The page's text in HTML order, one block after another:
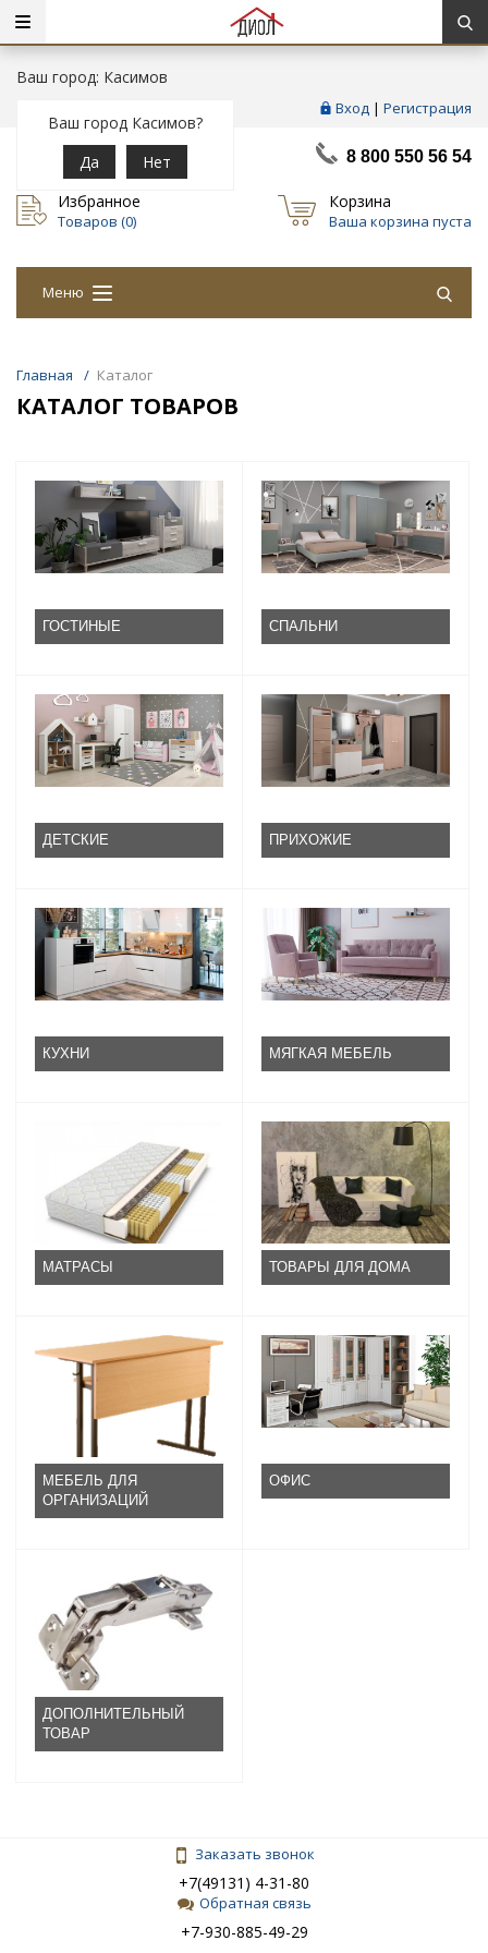
Ваш город: Касимов
Ваш город Касимов?
Да
Нет
Вход | Регистрация
8 800 550 56 54
Избранное
Товаров (0)
Корзина
Ваша корзина пуста
Меню
Главная / Каталог
КАТАЛОГ ТОВАРОВ
ГОСТИНЫЕ СПАЛЬНИ
ДЕТСКИЕ ПРИХОЖИЕ
КУХНИ МЯГКАЯ МЕБЕЛЬ
МАТРАСЫ ТОВАРЫ ДЛЯ ДОМА
МЕБЕЛЬ ДЛЯ
ОРГАНИЗАЦИЙ
ОФИС
ДОПОЛНИТЕЛЬНЫЙ
ТОВАР
Заказать звонок
+7(49131) 4-31-80
Обратная связь
+7-930-885-49-29